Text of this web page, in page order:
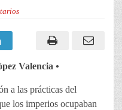
Valencia •
a las prácticas del
los imperios ocupaban